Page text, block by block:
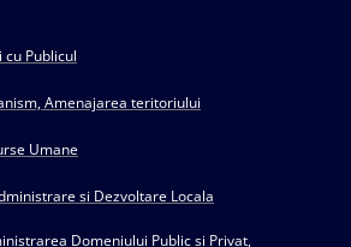
Publicul
Amenajarea teritoriului
Umane
si Dezvoltare Locala
Domeniului Public si Privat,